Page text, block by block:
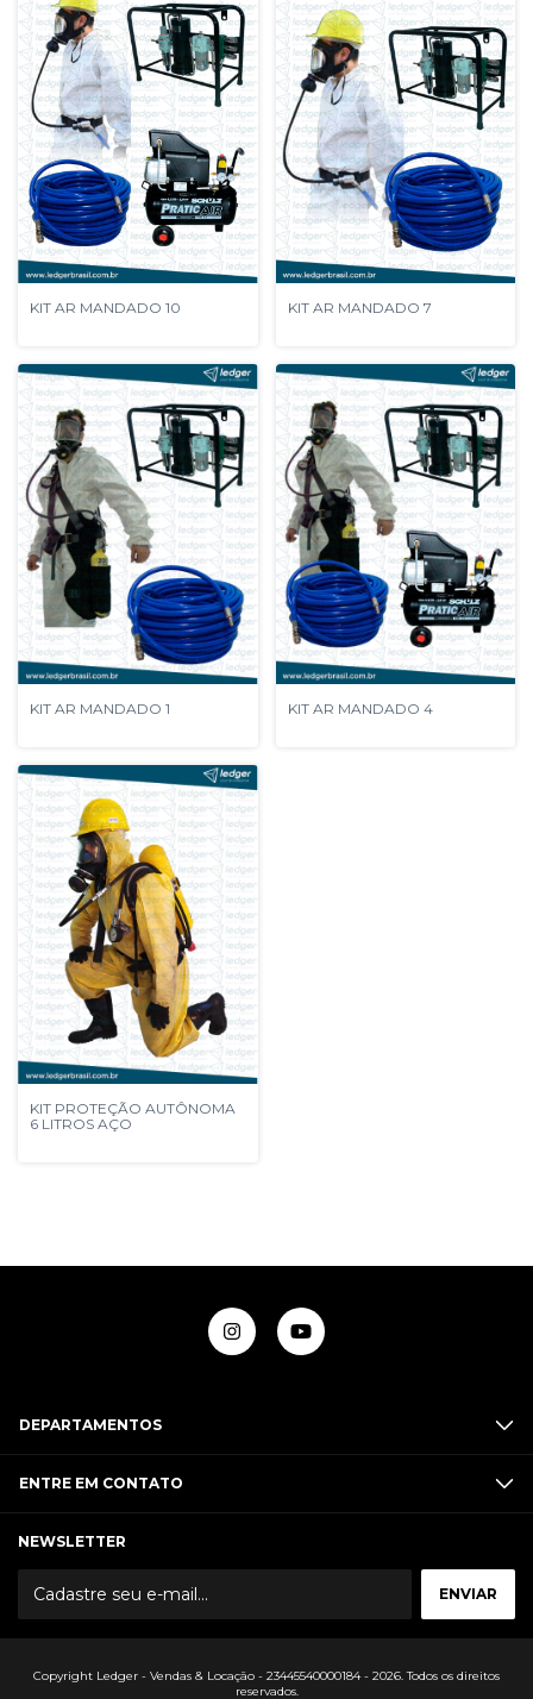
KIT AR MANDADO 10 KIT AR MANDADO 7
KIT AR MANDADO 1 KIT AR MANDADO 4
KIT PROTEÇÃO AUTÔNOMA
6 LITROS AÇO
DEPARTAMENTOS
ENTRE EM CONTATO
NEWSLETTER
Copyright Ledger - Vendas & Locação - 23445540000184 - 2026. Todos os direitos
reservados.